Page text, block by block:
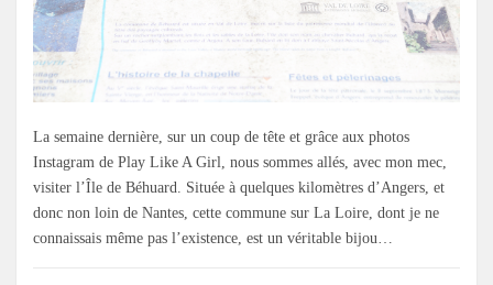
La semaine dernière, sur un coup de tête et grâce aux photos
Instagram de Play Like A Girl, nous sommes allés, avec mon mec,
visiter l’Île de Béhuard. Située à quelques kilomètres d’Angers, et
donc non loin de Nantes, cette commune sur La Loire, dont je ne
connaissais même pas l’existence, est un véritable bijou…